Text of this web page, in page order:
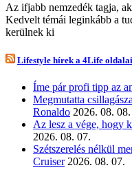
Az ifjabb nemzedék tagja,
Kedvelt témái leginkább a
kerülnek ki
Lifestyle hírek a 4Life
Íme pár profi tipp az
Megmutatta
Ronaldo 2026. 08. 08.
Az lesz a vége, hogy
2026. 08. 07.
Szétszerelés nélkül
Cruiser 2026. 08. 07.